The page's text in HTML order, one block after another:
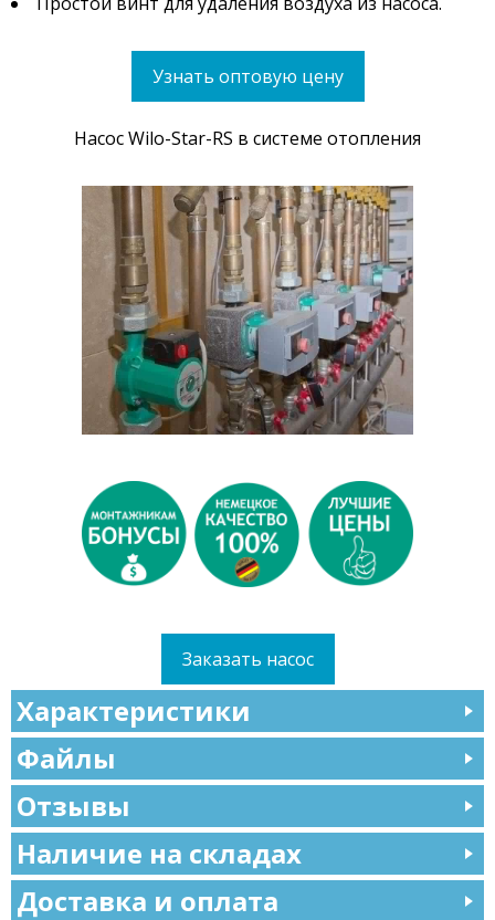
Узнать оптовую цену
Насос Wilo-Star-RS в системе отопления
Заказать насос
Характеристики
Файлы
Отзывы
Наличие на складах
Доставка и оплата